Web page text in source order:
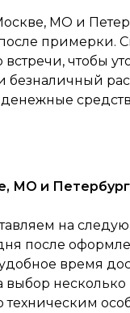
МО и
примерки.
встречи, чтобы
безналичный
МО и
на
после
время
выбор
техническим